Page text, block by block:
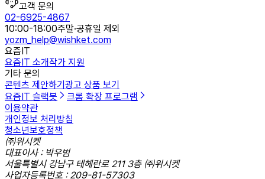
고객 문의
02-6925-4867
10:00-18:00주말·공휴일 제외
yozm_help@wishket.com
요즘IT
요즘IT 소개작가 지원
기타 문의
콘텐츠 제안하기 광고 상품 보기
요즘IT 슬랙봇
크롬 확장 프로그램
이용약관
개인정보 처리방침
청소년보호정책
㈜위시켓
대표이사 : 박우범
서울특별시 강남구 테헤란로 211 3층 ㈜위시켓
사업자등록번호 : 209-81-57303